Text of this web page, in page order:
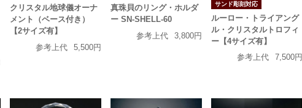
クリスタル地球儀オーナ
メント（ベース付き）
【2サイズ有】
参考上代
5,500円
真珠貝のリング・ホルダ
ー SN-SHELL-60
参考上代
3,800円
サンド彫刻対応
ルーロー・トライアング
ル・クリスタルトロフィ
ー【4サイズ有】
参考上代
7,500円